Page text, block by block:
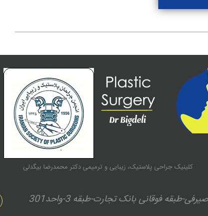
کلینیک جراحی پلاستیک، زیبایی و ترمیمی دکتر محمدرضا بیگدلی
فوقانی بانک تجارت-طبقه 3-واحد301